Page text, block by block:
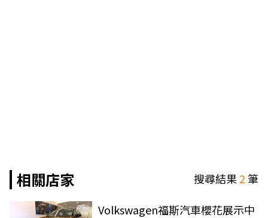
相關店家 搜尋結果2筆
Volkswagen福斯汽車櫻花展示中